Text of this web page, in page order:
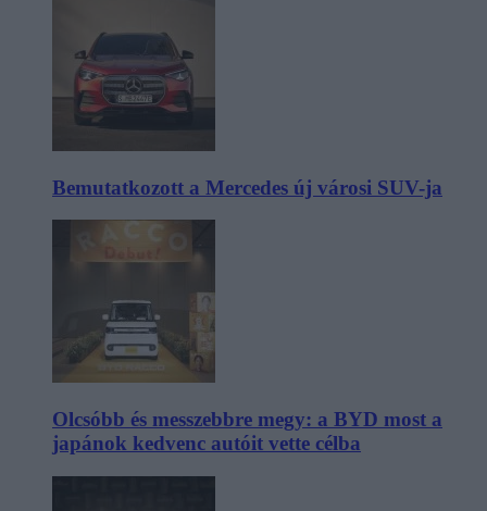
Bemutatkozott a Mercedes új városi SUV-ja
Olcsóbb és messzebbre megy: a BYD most a
japánok kedvenc autóit vette célba